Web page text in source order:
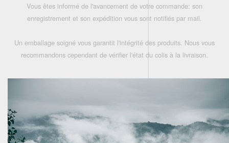
Vous êtes informé de l'avancement de votre commande: son
enregistrement et son expédition vous sont notifiés par mail.
Un emballage soigné vous garantit l'intégrité des produits. Nous vous
recommandons cependant de vérifier l'état du colis à la livraison.